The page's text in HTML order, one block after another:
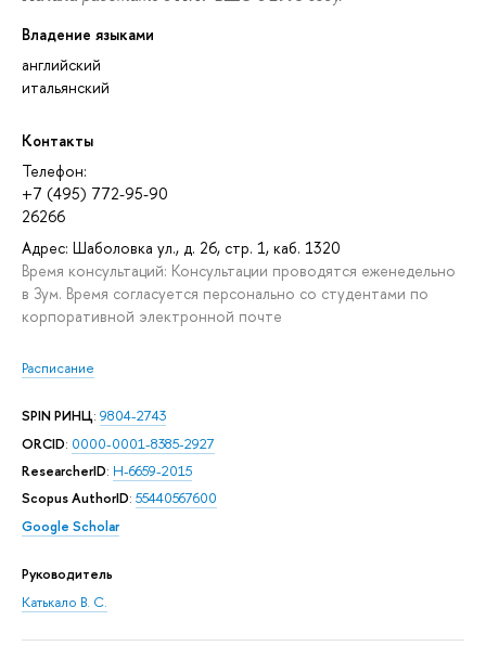
Владение языками
английский
итальянский
Контакты
Телефон:
+7 (495) 772-95-90
26266
Адрес: Шаболовка ул., д. 26, стр. 1, каб. 1320
Время консультаций: Консультации проводятся еженедельно
в Зум. Время согласуется персонально со студентами по
корпоративной электронной почте
Расписание
SPIN РИНЦ: 9804-2743
ORCID: 0000-0001-8385-2927
ResearcherID: H-6659-2015
Scopus AuthorID: 55440567600
Google Scholar
Руководитель
Катькало В. С.